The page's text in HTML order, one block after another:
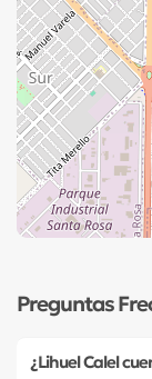
Preguntas
¿Lihuel Calel